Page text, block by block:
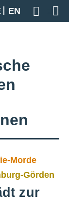
EN
Geben
Morde
Görden
zur